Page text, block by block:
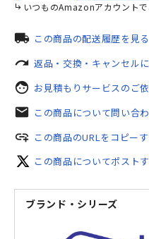
いつものAmazonアカウントで
local_shipping この商品の配送履歴を見る
redo 返品・交換・キャンセル
face お見積もりサービスのご
mail この商品について問い合
add_link この商品のURLをコピーす
この商品についてポスト
ブランド・シリーズ